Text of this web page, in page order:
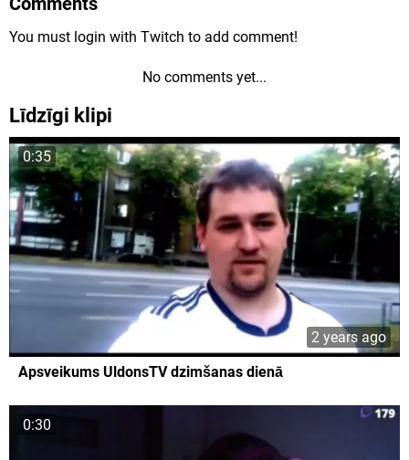
You must login with Twitch to add comment!
No comments yet...
Līdzīgi klipi
0:35
2 years ago
Apsveikums UldonsTV dzimšanas dienā
0:30